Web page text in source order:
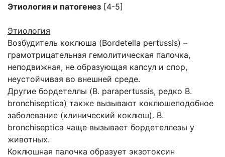
Этиология и патогенез [4-5]
Этиология
Возбудитель коклюша (Bordetella pertussis) –
грамотрицательная гемолитическая палочка,
неподвижная, не образующая капсул и спор,
неустойчивая во внешней среде.
Другие бордетеллы (B. parapertussis, редко B.
bronchiseptica) также вызывают коклюшеподобное
заболевание (клинический коклюш). B.
bronchiseptica чаще вызывает бордетеллезы у
животных.
Коклюшная палочка образует экзотоксин